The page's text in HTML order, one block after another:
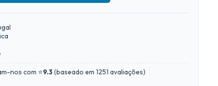
nos com ⭐9.3(baseado em 1251 avaliações)